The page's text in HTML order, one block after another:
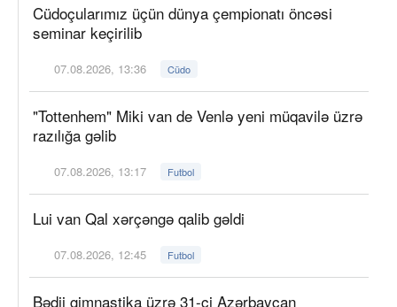
Cüdoçularımız üçün dünya çempionatı öncəsi
seminar keçirilib
07.08.2026, 13:36 Cüdo
"Tottenhem" Miki van de Venlə yeni müqavilə üzrə
razılığa gəlib
07.08.2026, 13:17 Futbol
Lui van Qal xərçəngə qalib gəldi
07.08.2026, 12:45 Futbol
Bədii gimnastika üzrə 31-ci Azərbaycan